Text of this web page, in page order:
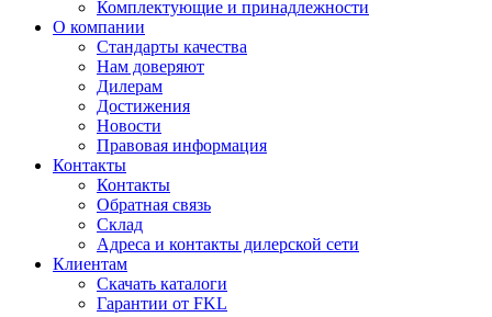
Комплектующие и принадлежности
О компании
Стандарты качества
Нам доверяют
Дилерам
Достижения
Новости
Правовая информация
Контакты
Контакты
Обратная связь
Склад
Адреса и контакты дилерской сети
Клиентам
Скачать каталоги
Гарантии от FKL